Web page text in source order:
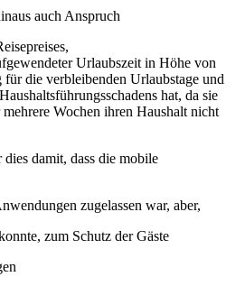
auch Anspruch
Urlaubszeit in Höhe von
die verbleibenden Urlaubstage und
hat, da sie
Wochen ihren Haushalt nicht
damit, dass die mobile
zugelassen war, aber,
zum Schutz der Gäste